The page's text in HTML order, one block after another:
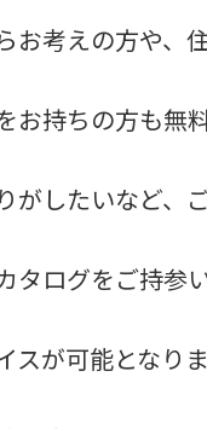
お考えの方や、
お持ちの方も無
がしたいなど、
タログをご持参
が可能となりま